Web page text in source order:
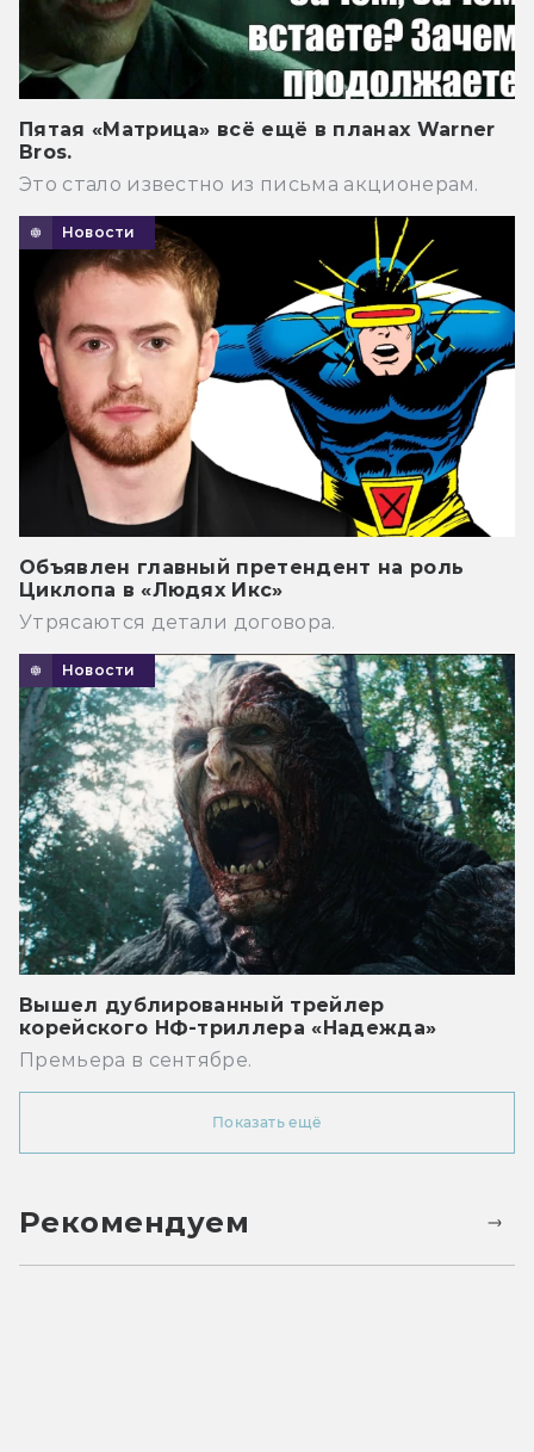
Пятая «Матрица» всё ещё в планах Warner
Bros.
Это стало известно из письма акционерам.
Новости
Объявлен главный претендент на роль
Циклопа в «Людях Икс»
Утрясаются детали договора.
Новости
Вышел дублированный трейлер
корейского НФ-триллера «Надежда»
Премьера в сентябре.
Показать ещё
Рекомендуем